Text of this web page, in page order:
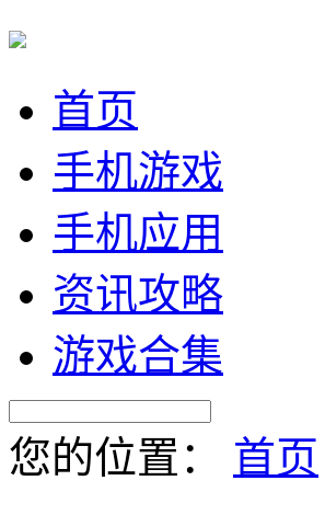
首页
手机游戏
手机应用
资讯攻略
游戏合集
您的位置： 首页